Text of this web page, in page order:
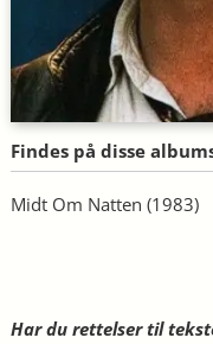
Findes på disse
Midt Om Natten (1983)
Har du rettelser til